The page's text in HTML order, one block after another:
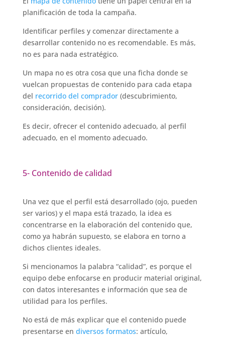
planificación de toda la campaña.
Identificar perfiles y comenzar directamente a
desarrollar contenido no es recomendable. Es más,
no es para nada estratégico.
Un mapa no es otra cosa que una ficha donde se
vuelcan propuestas de contenido para cada etapa
del recorrido del comprador(descubrimiento,
consideración, decisión).
Es decir, ofrecer el contenido adecuado, al perfil
adecuado, en el momento adecuado.
5- Contenido de calidad
Una vez que el perfil está desarrollado (ojo, pueden
ser varios) y el mapa está trazado, la idea es
concentrarse en la elaboración del contenido que,
como ya habrán supuesto, se elabora en torno a
dichos clientes ideales.
Si mencionamos la palabra “calidad”, es porque el
equipo debe enfocarse en producir material original,
con datos interesantes e información que sea de
utilidad para los perfiles.
No está de más explicar que el contenido puede
presentarse en diversos formatos: artículo,